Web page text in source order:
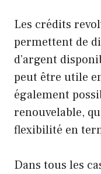
Les crédits
permettent de
d’argent
peut être utile
également
renouvelable,
flexibilité en
Dans tous les